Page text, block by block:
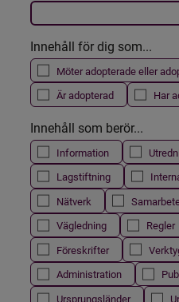
Innehåll för dig som...
Möter adopterade eller
Är adopterad
Har
Innehåll som berör...
Information
Lagstiftning
Nätverk
Vägledning
Regler
Föreskrifter
Administration
Ursprungsländer